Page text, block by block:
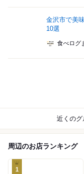
金沢市で美
10選
食べログ
近くの
周辺のお店ランキング
1